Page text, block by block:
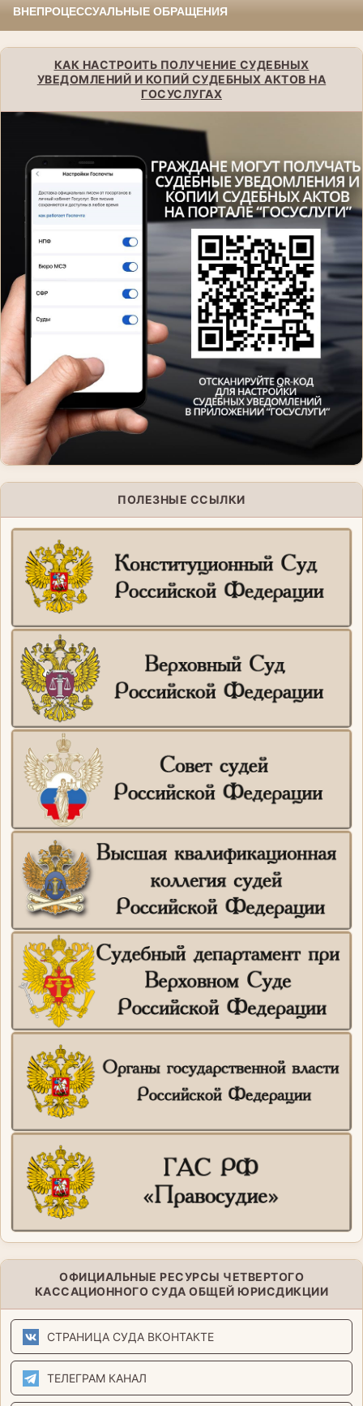
ВНЕПРОЦЕССУАЛЬНЫЕ ОБРАЩЕНИЯ
КАК НАСТРОИТЬ ПОЛУЧЕНИЕ СУДЕБНЫХ
УВЕДОМЛЕНИЙ И КОПИЙ СУДЕБНЫХ АКТОВ НА
ГОСУСЛУГАХ
ПОЛЕЗНЫЕ ССЫЛКИ
ОФИЦИАЛЬНЫЕ РЕСУРСЫ ЧЕТВЕРТОГО
КАССАЦИОННОГО СУДА ОБЩЕЙ ЮРИСДИКЦИИ
СТРАНИЦА СУДА ВКОНТАКТЕ
ТЕЛЕГРАМ КАНАЛ